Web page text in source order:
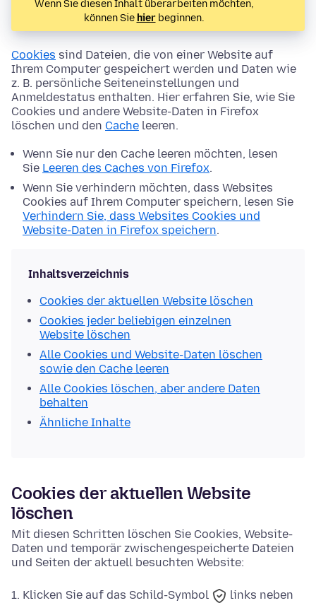
Wenn Sie diesen Inhalt überarbeiten möchten,
können Sie hierbeginnen.
Cookies sind Dateien, die von einer Website auf
Ihrem Computer gespeichert werden und Daten wie
z. B. persönliche Seiteneinstellungen und
Anmeldestatus enthalten. Hier erfahren Sie, wie Sie
Cookies und andere Website-Daten in Firefox
löschen und den Cache leeren.
Wenn Sie nur den Cache leeren möchten, lesen
Sie Leeren des Caches von Firefox.
Wenn Sie verhindern möchten, dass Websites
Cookies auf Ihrem Computer speichern, lesen Sie
Verhindern Sie, dass Websites Cookies und
Website-Daten in Firefox speichern.
Inhaltsverzeichnis
Cookies der aktuellen Website löschen
Cookies jeder beliebigen einzelnen
Website löschen
Alle Cookies und Website-Daten löschen
sowie den Cache leeren
Alle Cookies löschen, aber andere Daten
behalten
Ähnliche Inhalte
Cookies der aktuellen Website
löschen
Mit diesen Schritten löschen Sie Cookies, Website-
Daten und temporär zwischengespeicherte Dateien
und Seiten der aktuell besuchten Website:
Klicken Sie auf das Schild-Symbol
links neben